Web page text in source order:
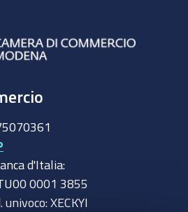
d'Italia:
0001 3855
XECKYI